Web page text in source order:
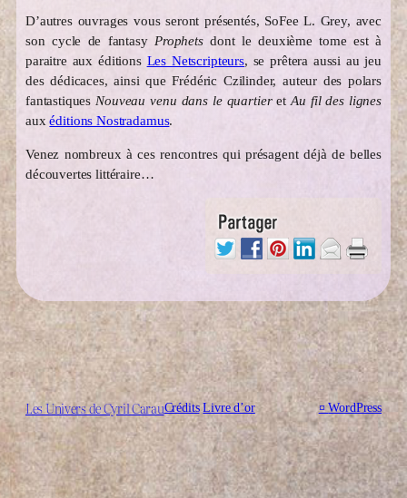
D’autres ouvrages vous seront présentés, SoFee L. Grey, avec
son cycle de fantasy Prophetsdont le deuxième tome est à
paraitre aux éditions Les Netscripteurs, se prêtera aussi au jeu
des dédicaces, ainsi que Frédéric Czilinder, auteur des polars
fantastiques Nouveau venu dans le quartieretAu fil des lignes
auxéditions Nostradamus.
Venez nombreux à ces rencontres qui présagent déjà de belles
découvertes littéraire…
Les Univers de Cyril CarauCrédits Livre d’or ¤WordPress